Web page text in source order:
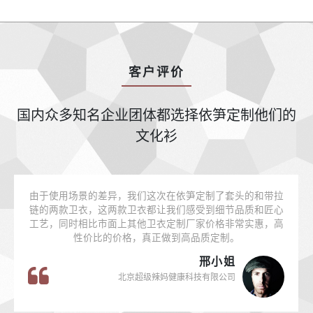
客户评价
国内众多知名企业团体都选择依笋定制他们的
文化衫
由于使用场景的差异，我们这次在依笋定制了套头的和带拉
链的两款卫衣，这两款卫衣都让我们感受到细节品质和匠心
工艺，同时相比市面上其他卫衣定制厂家价格非常实惠，高
性价比的价格，真正做到高品质定制。
邢小姐
北京超级辣妈健康科技有限公司